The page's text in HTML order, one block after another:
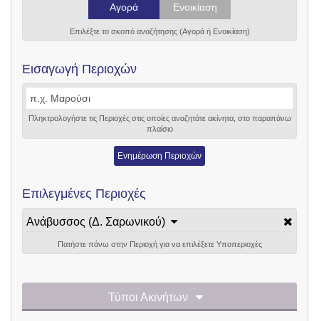
Αγορά Ενοικίαση
Επιλέξτε το σκοπό αναζήτησης (Αγορά ή Ενοικίαση)
Εισαγωγή Περιοχών
Πληκτρολογήστε τις Περιοχές στις οποίες αναζητάτε ακίνητα, στο παραπάνω
πλαίσιο
Ενημέρωση Περιοχών
Επιλεγμένες Περιοχές
Ανάβυσσος (Δ. Σαρωνικού)
Πατήστε πάνω στην Περιοχή για να επιλέξετε Υποπεριοχές
Τύποι Ακινήτων